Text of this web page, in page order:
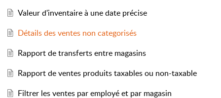
Valeur d'inventaire à une date précise
Détails des ventes non categorisés
Rapport de transferts entre magasins
Rapport de ventes produits taxables ou non-taxable
Filtrer les ventes par employé et par magasin